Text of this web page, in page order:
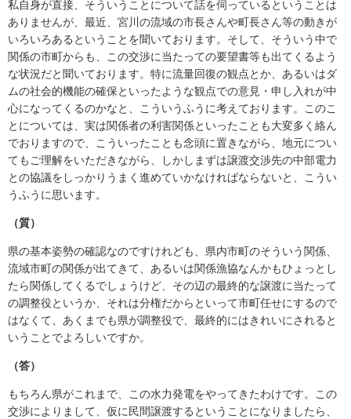
私自身が直接、そういうことについて話を伺っているということは
ありませんが、最近、宮川の流域の市長さんや町長さん等の動きが
いろいろあるということを聞いております。そして、そういう中で
関係の市町からも、この交渉に当たっての要望書等も出てくるよう
な状況だと聞いております。特に流量回復の観点とか、あるいはダ
ムの社会的機能の確保といったような観点での意見・申し入れが中
心になってくるのかなと、こういうふうに考えております。このこ
とについては、実は関係者の利害関係といったことも大変多く絡ん
でおりますので、こういったことも念頭に置きながら、地元につい
てもご理解をいただきながら、しかしまずは譲渡交渉先の中部電力
との協議をしっかりうまく進めていかなければならないと、こうい
うふうに思います。
（質）
県の基本姿勢の確認なのですけれども、県内市町のそういう関係、
流域市町の関係が出てきて、あるいは関係漁協なんかもひょっとし
たら関係してくるでしょうけど、その辺の最終的な譲渡に当たって
の調整役というか、それは分権だからといって市町任せにするので
はなくて、あくまでも県が調整役で、最終的にはきれいにされると
いうことでよろしいですか。
（答）
もちろん県がこれまで、この水力発電をやってきたわけです。この
交渉によりまして、仮に民間譲渡するということになりましたら、